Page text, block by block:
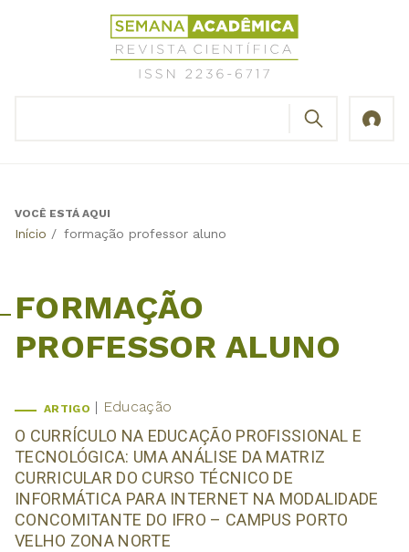
Revista
Científica
Semana
Back
VOCÊ ESTÁ AQUI
Início / formação professor aluno
FORMAÇÃO
PROFESSOR ALUNO
ARTIGO Educação
O CURRÍCULO NA EDUCAÇÃO PROFISSIONAL E
TECNOLÓGICA: UMA ANÁLISE DA MATRIZ
CURRICULAR DO CURSO TÉCNICO DE
INFORMÁTICA PARA INTERNET NA MODALIDADE
CONCOMITANTE DO IFRO – CAMPUS PORTO
VELHO ZONA NORTE